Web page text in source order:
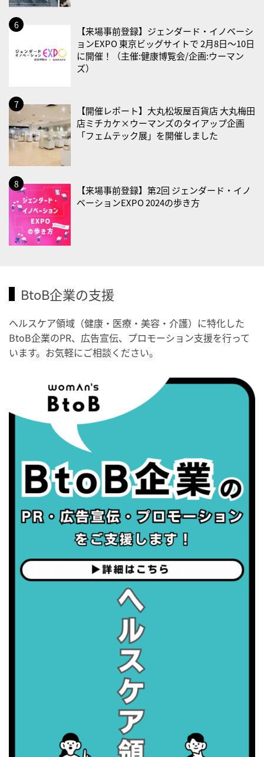
・がん征圧月間
・世界アルツハイマー月間
・健康増進普及月間
・歯ヂカラ探究月間
・職場の健康診断実施強化月間
・防災の日
2026/09/02(水)
・がん征圧月間
・世界アルツハイマー月間
・健康増進普及月間
・歯ヂカラ探究月間
・職場の健康診断実施強化月間
2026/09/03(木)
・健康増進普及月間
・歯ヂカラ探究月間
・職場の健康診断実施強化月間
・秋の睡眠の日
2026/09/04(金)
・世界アルツハイマー月間
・健康増進普及月間
・歯ヂカラ探究月間
・職場の健康診断実施強化月間
・世界性の健康デー
2026/09/05(土)
・がん征圧月間
・世界アルツハイマー月間
・健康増進普及月間
・職場の健康診断実施強化月間
・職場の健康診断実施強化月間
・世界アルツハイマー月間
・健康増進普及月間
【来場事前登録】ジェンダード・イノベーシ
ョンEXPO 東京ビッグサイトで 2月8日〜10日
に開催！（主催:健康博覧会/企画:ウーマン
ズ）
【開催レポート】大丸松坂屋百貨店 大丸梅田
店ミチカケ×ウーマンズのタイアップ企画
「フェムテック展」を開催しました
【来場事前登録】第2回 ジェンダード・イノ
ベーションEXPO 2024の歩き方
BtoB企業の支援
ヘルスケア領域（健康・医療・美容・介護）に特化した
BtoB企業のPR、広告宣伝、プロモーション支援を行って
います。お気軽にご相談ください。